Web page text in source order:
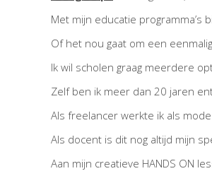
Met mijn educatie programma’s
Of het nou gaat om een
Ik wil scholen graag meerdere
Zelf ben ik meer dan 20 jaren
Als freelancer werkte ik als
Als docent is dit nog altijd mijn
Aan mijn creatieve HANDS ON